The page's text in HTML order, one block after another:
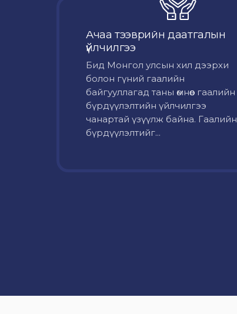
Ачаа тээврийн даатгалын
үйлчилгээ
Бид Монгол улсын хил дээрхи
болон гүний гаалийн
байгууллагад таны өмнөөс гаалийн
бүрдүүлэлтийн үйлчилгээ
чанартай үзүүлж байна. Гаалийн
бүрдүүлэлтийг...